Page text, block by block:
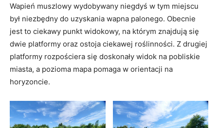
Wapień muszlowy wydobywany niegdyś w tym miejscu
był niezbędny do uzyskania wapna palonego. Obecnie
jest to ciekawy punkt widokowy, na którym znajdują się
dwie platformy oraz ostoja ciekawej roślinności. Z drugiej
platformy rozpościera się doskonały widok na pobliskie
miasta, a pozioma mapa pomaga w orientacji na
horyzoncie.